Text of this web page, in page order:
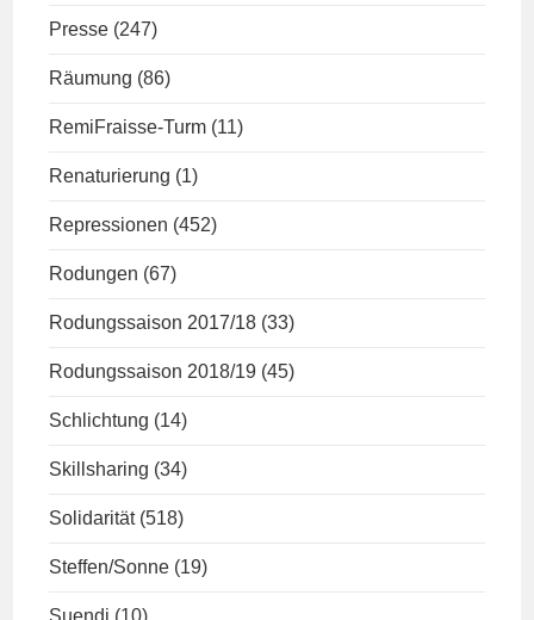
Presse (247)
Räumung (86)
RemiFraisse-Turm (11)
Renaturierung (1)
Repressionen (452)
Rodungen (67)
Rodungssaison 2017/18 (33)
Rodungssaison 2018/19 (45)
Schlichtung (14)
Skillsharing (34)
Solidarität (518)
Steffen/Sonne (19)
Suendi (10)